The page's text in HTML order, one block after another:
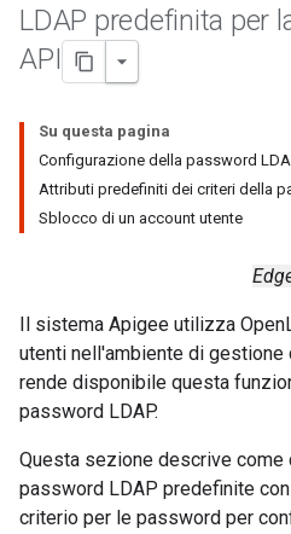
LDAP predefinita per
API
Su questa pagina
Configurazione della password
Attributi predefiniti dei criteri della
Sblocco di un account utente
Il sistema Apigee utilizza
utenti nell'ambiente di gestione
rende disponibile questa
password LDAP.
Questa sezione descrive
password LDAP predefinite
criterio per le password per